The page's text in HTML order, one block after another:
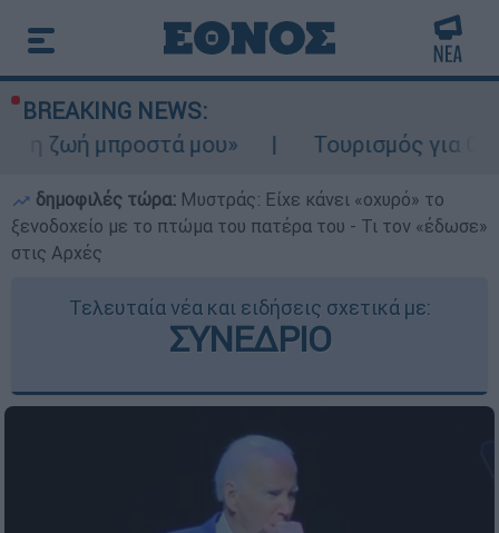
BREAKING NEWS:
μου»
Τουρισμός για Ολους 2026-
δημοφιλές τώρα: Μυστράς: Είχε κάνει «οχυρό» το
ξενοδοχείο με το πτώμα του πατέρα του - Τι τον «έδωσε»
στις Αρχές
Τελευταία νέα και ειδήσεις σχετικά με:
ΣΥΝΕΔΡΙΟ